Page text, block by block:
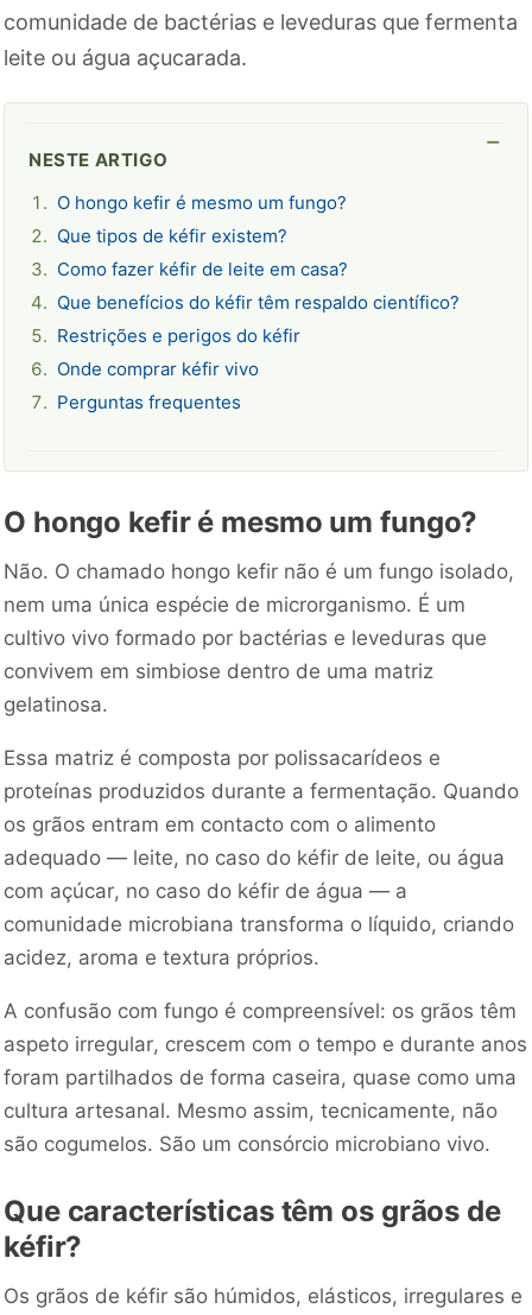
comunidade de bactérias e leveduras que fermenta
leite ou água açucarada.
NESTE ARTIGO
O hongo kefir é mesmo um fungo?
Que tipos de kéfir existem?
Como fazer kéfir de leite em casa?
Que benefícios do kéfir têm respaldo científico?
Restrições e perigos do kéfir
Onde comprar kéfir vivo
Perguntas frequentes
O hongo kefir é mesmo um fungo?
Não. O chamado hongo kefir não é um fungo isolado,
nem uma única espécie de microrganismo. É um
cultivo vivo formado por bactérias e leveduras que
convivem em simbiose dentro de uma matriz
gelatinosa.
Essa matriz é composta por polissacarídeos e
proteínas produzidos durante a fermentação. Quando
os grãos entram em contacto com o alimento
adequado — leite, no caso do kéfir de leite, ou água
com açúcar, no caso do kéfir de água — a
comunidade microbiana transforma o líquido, criando
acidez, aroma e textura próprios.
A confusão com fungo é compreensível: os grãos têm
aspeto irregular, crescem com o tempo e durante anos
foram partilhados de forma caseira, quase como uma
cultura artesanal. Mesmo assim, tecnicamente, não
são cogumelos. São um consórcio microbiano vivo.
Que características têm os grãos de
kéfir?
Os grãos de kéfir são húmidos, elásticos, irregulares e